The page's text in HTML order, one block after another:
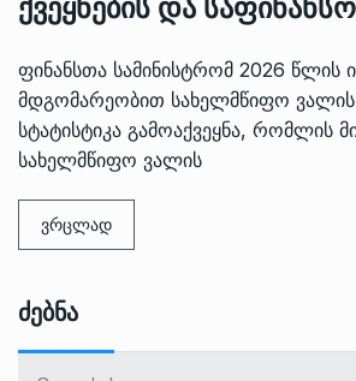
ქვეყნების და საფინანსო
ფინანსთა სამინისტრომ 2026 წლის
მდგომარეობით სახელმწიფო ვალის
სტატისტიკა გამოაქვეყნა, რომლის
სახელმწიფო ვალის
ვრცლად
Ძებნა